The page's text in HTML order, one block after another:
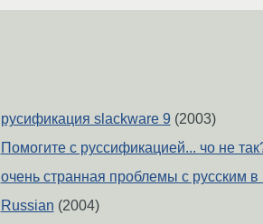
русификация slackware 9 (2003)
Помогите с руссификацией... чо не
очень странная проблемы с русским в
Russian (2004)